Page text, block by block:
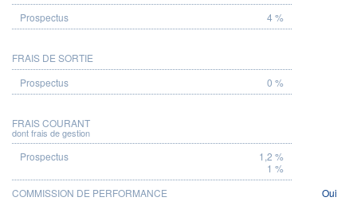
4 %
FRAIS DE SORTIE
0 %
FRAIS COURANT
dont frais de gestion
1,2 %
1 %
COMMISSION DE PERFORMANCE
Oui